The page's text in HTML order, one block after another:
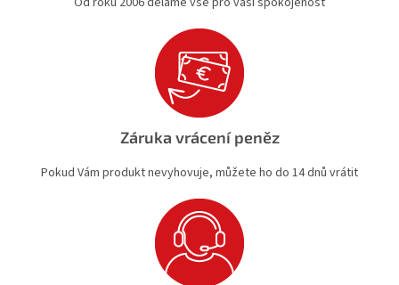
Záruka vrácení peněz
Pokud Vám produkt nevyhovuje, můžete ho do 14 dnů vrátit